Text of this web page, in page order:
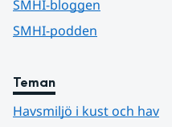
SMHI-bloggen
SMHI-podden
Teman
Havsmiljö i kust och hav